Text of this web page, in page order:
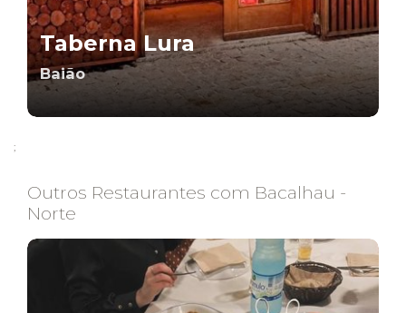
Taberna Lura
Baião
;
Outros Restaurantes com Bacalhau -
Norte